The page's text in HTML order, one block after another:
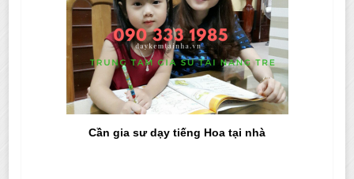
Cần gia sư dạy tiếng Hoa tại nhà